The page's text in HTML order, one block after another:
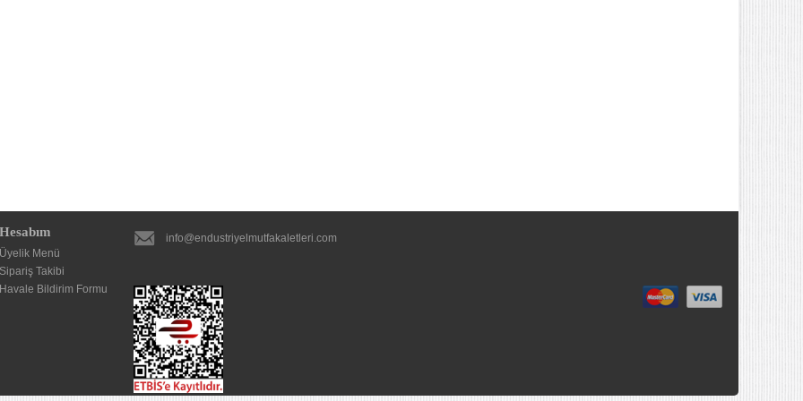
Hesabım
Üyelik Menü
Sipariş Takibi
Havale Bildirim Formu
info@endustriyelmutfakaletleri.com